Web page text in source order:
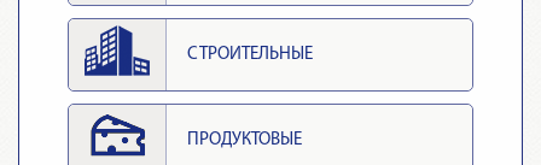
СТРОИТЕЛЬНЫЕ
ПРОДУКТОВЫЕ